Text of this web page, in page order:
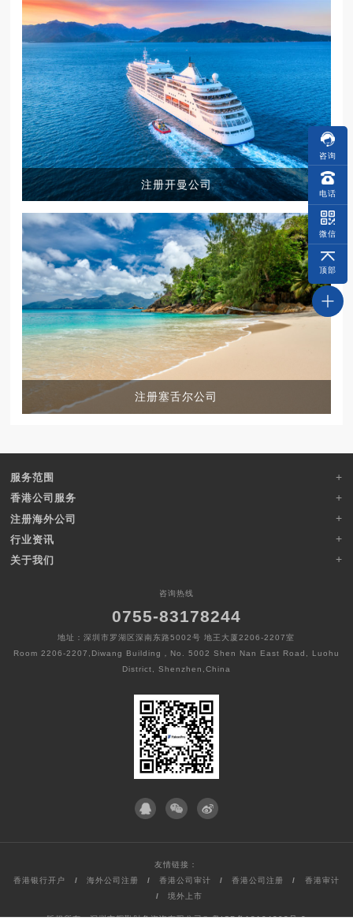
注册开曼公司
注册塞舌尔公司
服务范围
香港公司服务
注册海外公司
行业资讯
关于我们
咨询热线
0755-83178244
地址：深圳市罗湖区深南东路5002号 地王大厦2206-2207室
Room 2206-2207,Diwang Building，No. 5002 Shen Nan East Road, Luohu
District, Shenzhen,China
友情链接：
香港银行开户
/ 海外公司注册 / 香港公司审计 / 香港公司注册 /
香港审计
/
境外上市
版权所有：深圳市辉勤财务咨询有限公司©粤ICP备18104293号-2
咨询
电话
微信
顶部